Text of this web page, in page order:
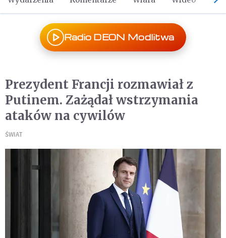
Radio DEON Modlitwa
Prezydent Francji rozmawiał z
Putinem. Zażądał wstrzymania
ataków na cywilów
ŚWIAT